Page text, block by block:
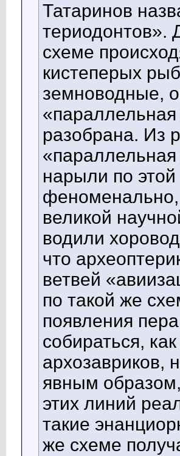
Татаринов
териодонтов».
схеме
кистеперых
земноводные,
разобрана. Из
«параллельная
нарыли по этой
феноменально,
великой
водили
что
ветвей
по такой же
появления
собираться,
архозавриков,
явным
этих линий
такие
же схеме